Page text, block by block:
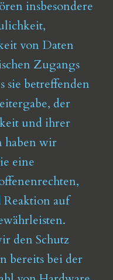
insbesondere
von Daten
Zugangs
sie betreffenden
der
und ihrer
haben wir
eine
auf
den Schutz
bereits bei der